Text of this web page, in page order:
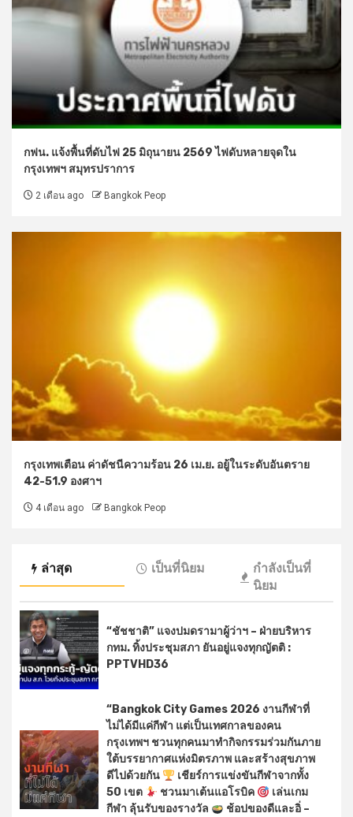
กฟน. แจ้งพื้นที่ดับไฟ 25 มิถุนายน 2569 ไฟดับหลายจุดใน
กรุงเทพฯ สมุทรปราการ
2 เดือน ago Bangkok Peop
กรุงเทพเตือน ค่าดัชนีความร้อน 26 เม.ย. อยู้ในระดับอันตราย
42-51.9 องศาฯ
4 เดือน ago Bangkok Peop
ล่าสุด เป็นที่นิยม
กำลังเป็นที่
นิยม
“ชัชชาติ” แจงปมดรามาผู้ว่าฯ – ฝ่ายบริหาร
กทม. ทิ้งประชุมสภา ยันอยู่แจงทุกญัตติ :
PPTVHD36
“Bangkok City Games 2026 งานกีฬาที่
ไม่ได้มีแค่กีฬา แต่เป็นเทศกาลของคน
กรุงเทพฯ ชวนทุกคนมาทำกิจกรรมร่วมกันภาย
ใต้บรรยากาศแห่งมิตรภาพ และสร้างสุขภาพ
ดีไปด้วยกัน
เชียร์การแข่งขันกีฬาจากทั้ง
50 เขต
ชวนมาเต้นแอโรบิค
เล่นเกม
กีฬา ลุ้นรับของรางวัล
ช้อปของดีและอิ่ –